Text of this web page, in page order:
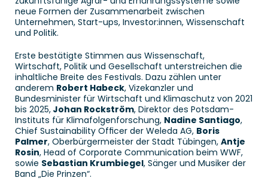
neue Formen der Zusammenarbeit zwischen
Unternehmen, Start-ups, Investor:innen, Wissenschaft
und Politik.
Erste bestätigte Stimmen aus Wissenschaft,
Wirtschaft, Politik und Gesellschaft unterstreichen die
inhaltliche Breite des Festivals. Dazu zählen unter
anderem Robert Habeck, Vizekanzler und
Bundesminister für Wirtschaft und Klimaschutz von 2021
bis 2025, Johan Rockström, Direktor des Potsdam-
Instituts für Klimafolgenforschung, Nadine Santiago,
Chief Sustainability Officer der Weleda AG, Boris
Palmer, Oberbürgermeister der Stadt Tübingen, Antje
Rosin, Head of Corporate Communication beim WWF,
sowie Sebastian Krumbiegel, Sänger und Musiker der
Band „Die Prinzen“.